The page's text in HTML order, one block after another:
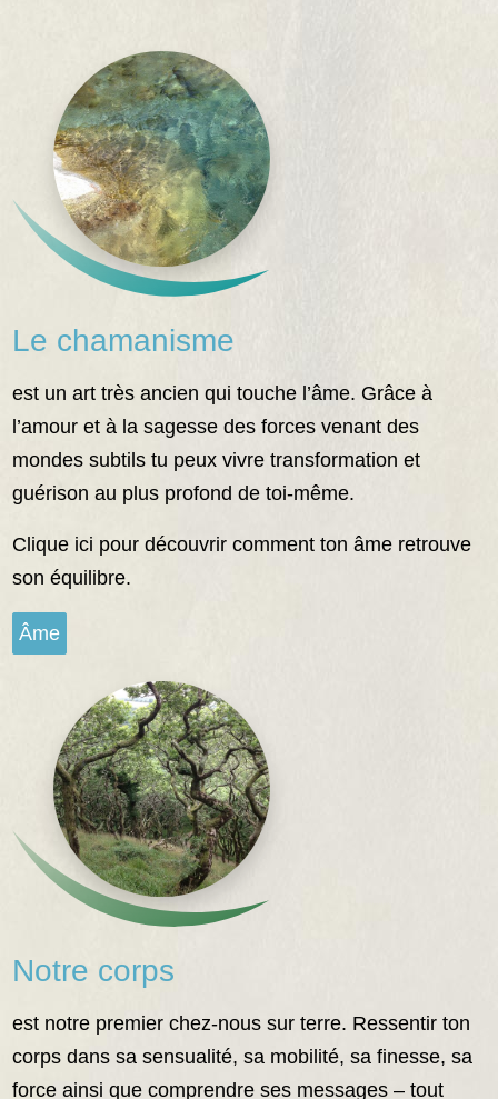
Le chamanisme
est un art très ancien qui touche l’âme. Grâce à
l’amour et à la sagesse des forces venant des
mondes subtils tu peux vivre transformation et
guérison au plus profond de toi-même.
Clique ici pour découvrir comment ton âme retrouve
son équilibre.
Âme
Notre corps
est notre premier chez-nous sur terre. Ressentir ton
corps dans sa sensualité, sa mobilité, sa finesse, sa
force ainsi que comprendre ses messages – tout